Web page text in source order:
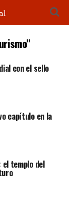
con el sello
capítulo en la
el templo del